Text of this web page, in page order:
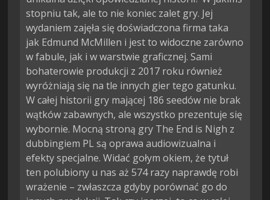
stopniu tak, ale to nie koniec zalet gry. Jej
wydaniem zajęła się doświadczona firma taka
jak Edmund McMillen i jest to widoczne zarówno
w fabule, jak i w warstwie graficznej. Sami
bohaterowie produkcji z 2017 roku również
wyróżniają się na tle innych gier tego gatunku.
W całej historii gry mającej 186 seedów nie brak
wątków zabawnych, ale wszystko prezentuje się
wybornie. Mocną stroną gry The End is Nigh z
dubbingiem PL są oprawa audiowizualna i
efekty specjalne. Widać gołym okiem, że tytuł
ten polubiony u nas aż 574 razy naprawdę robi
wrażenie – zwłaszcza gdyby porównać go do